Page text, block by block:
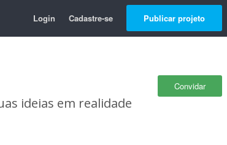
Login Cadastre-se Publicar projeto
Convidar
ideias em realidade